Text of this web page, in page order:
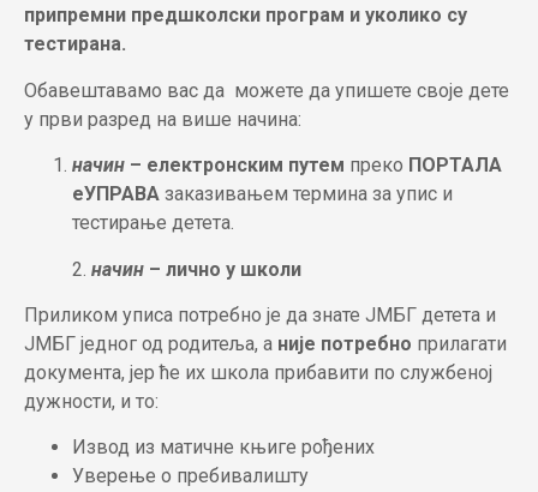
припремни предшколски програм и уколико су
тестирана.
Обавештавамо вас да можете да упишете своје дете
у први разред на више начина:
начин – електронским путем преко ПОРТАЛА
еУПРАВА заказивањем термина за упис и
тестирање детета.
2. начин – лично у школи
Приликом уписа потребно је да знате ЈМБГ детета и
ЈМБГ једног од родитеља, а није потребно прилагати
документа, јер ће их школа прибавити по службеној
дужности, и то:
Извод из матичне књиге рођених
Уверење о пребивалишту